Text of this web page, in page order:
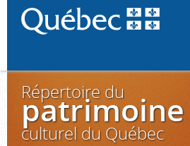
Répertoire du
patrimoine
culturel du Québec